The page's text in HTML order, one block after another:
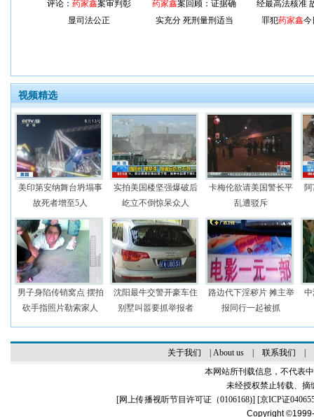
评论： 药家鑫案审判彰
显司法公正
药家鑫案回顾：证据确
实充分 死刑量刑适当
经最高法核准
罪犯药家鑫今
视频精选
美印第安纳舞台坍塌事
故死者增至5人
实拍美国楼坚强爆破后
屹立不倒惊呆众人
卡梅伦欲请美国警长平
乱遭驳斥
男子身陷传销窝点 摆拍
砍手指照片勒索家人
沈阳最牛交警开豪车住
别墅叫嚣要抓举报者
路边代下淫秽片 摊主举
报同行一起被抓
关于我们 About us| 联系我们
本网站所刊载信息，不代表
未经授权禁止转载、摘
[网上传播视听节目许可证（0106168)] [京ICP证
Copyright